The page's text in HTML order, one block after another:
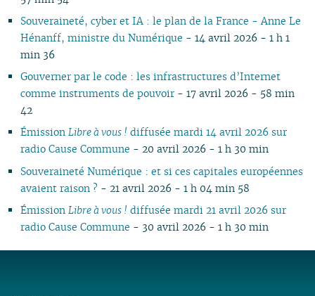
Souveraineté, cyber et IA : le plan de la France - Anne Le
Hénanff, ministre du Numérique - 14 avril 2026 - 1 h 1
min 36
Gouverner par le code : les infrastructures d’Internet
comme instruments de pouvoir- 17 avril 2026 - 58 min
42
Émission Libre à vous ! diffusée mardi 14 avril 2026 sur
radio Cause Commune - 20 avril 2026 - 1 h 30 min
Souveraineté Numérique : et si ces capitales européennes
avaient raison ? - 21 avril 2026 - 1 h 04 min 58
Émission Libre à vous ! diffusée mardi 21 avril 2026 sur
radio Cause Commune - 30 avril 2026 - 1 h 30 min